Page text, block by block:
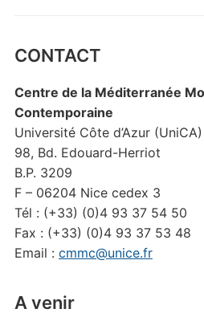
CONTACT
Centre de la Méditerranée
Contemporaine
Université Côte d’Azur (UniCA)
98, Bd. Edouard-Herriot
B.P. 3209
F – 06204 Nice cedex 3
Tél : (+33) (0)4 93 37 54 50
Fax : (+33) (0)4 93 37 53 48
Email : cmmc@unice.fr
A venir